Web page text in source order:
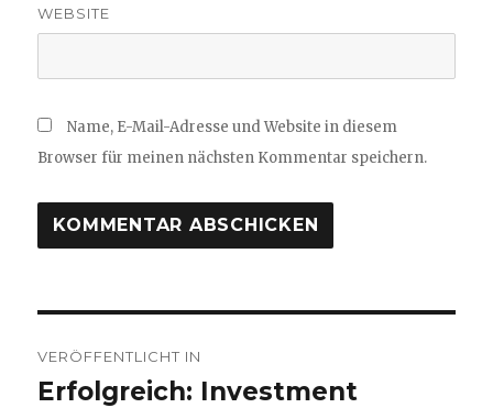
WEBSITE
Name, E-Mail-Adresse und Website in diesem
Browser für meinen nächsten Kommentar speichern.
VERÖFFENTLICHT IN
Erfolgreich: Investment